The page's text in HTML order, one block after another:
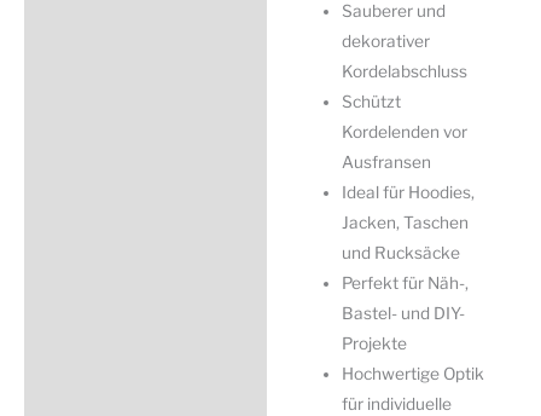
Sauberer und
dekorativer
Kordelabschluss
Schützt
Kordelenden vor
Ausfransen
Ideal für Hoodies,
Jacken, Taschen
und Rucksäcke
Perfekt für Näh-,
Bastel- und DIY-
Projekte
Hochwertige Optik
für individuelle